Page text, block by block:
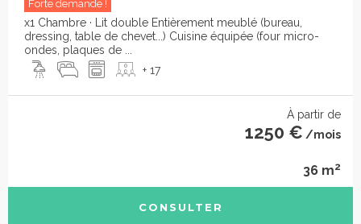
Forte demande !
x1 Chambre · Lit double Entièrement meublé (bureau,
dressing, table de chevet...) Cuisine équipée (four micro-
ondes, plaques de ...
+ 17
À partir de
1250 € /mois
36 m2
CONSULTER